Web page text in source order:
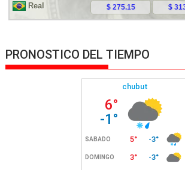
PRONOSTICO DEL TIEMPO